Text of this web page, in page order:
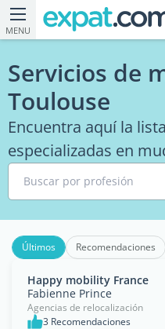
MENU
Servicios de
Toulouse
Encuentra aquí la
especializadas en
Buscar por profesión
Últimos Recomendaciones
Happy mobility France
Fabienne Prince
Agencias de relocalización
3 Recomendaciones